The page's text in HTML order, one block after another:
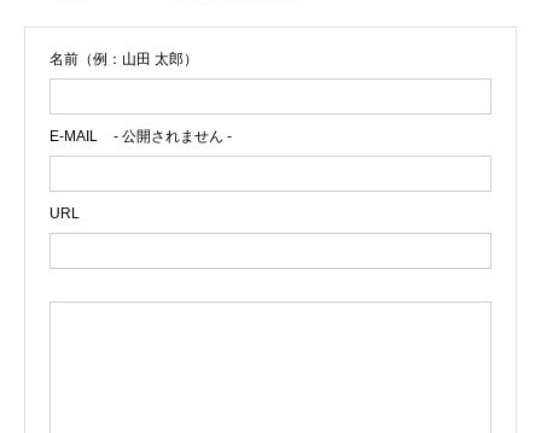
名前（例：山田 太郎）
E-MAIL - 公開されません -
URL